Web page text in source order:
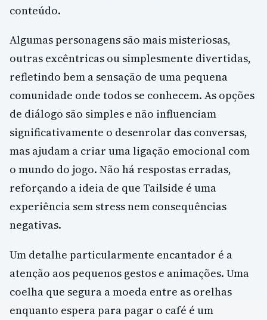
conteúdo.
Algumas personagens são mais misteriosas,
outras excêntricas ou simplesmente divertidas,
refletindo bem a sensação de uma pequena
comunidade onde todos se conhecem. As opções
de diálogo são simples e não influenciam
significativamente o desenrolar das conversas,
mas ajudam a criar uma ligação emocional com
o mundo do jogo. Não há respostas erradas,
reforçando a ideia de que Tailside é uma
experiência sem stress nem consequências
negativas.
Um detalhe particularmente encantador é a
atenção aos pequenos gestos e animações. Uma
coelha que segura a moeda entre as orelhas
enquanto espera para pagar o café é um